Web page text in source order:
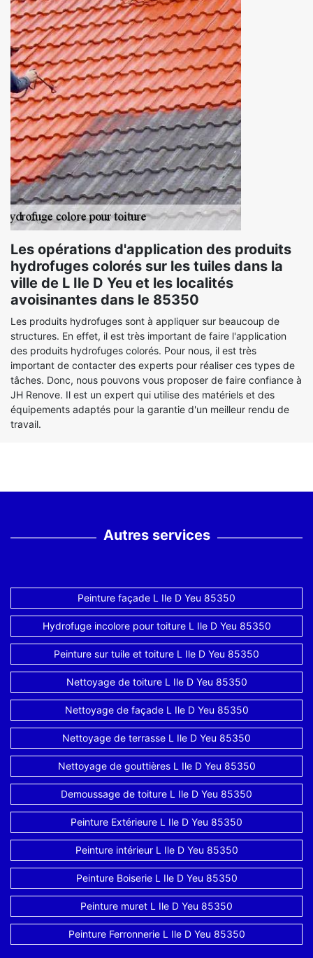
Les opérations d'application des produits
hydrofuges colorés sur les tuiles dans la
ville de L Ile D Yeu et les localités
avoisinantes dans le 85350
Les produits hydrofuges sont à appliquer sur beaucoup de
structures. En effet, il est très important de faire l'application
des produits hydrofuges colorés. Pour nous, il est très
important de contacter des experts pour réaliser ces types de
tâches. Donc, nous pouvons vous proposer de faire confiance à
JH Renove. Il est un expert qui utilise des matériels et des
équipements adaptés pour la garantie d'un meilleur rendu de
travail.
Autres services
Peinture façade L Ile D Yeu 85350
Hydrofuge incolore pour toiture L Ile D Yeu 85350
Peinture sur tuile et toiture L Ile D Yeu 85350
Nettoyage de toiture L Ile D Yeu 85350
Nettoyage de façade L Ile D Yeu 85350
Nettoyage de terrasse L Ile D Yeu 85350
Nettoyage de gouttières L Ile D Yeu 85350
Demoussage de toiture L Ile D Yeu 85350
Peinture Extérieure L Ile D Yeu 85350
Peinture intérieur L Ile D Yeu 85350
Peinture Boiserie L Ile D Yeu 85350
Peinture muret L Ile D Yeu 85350
Peinture Ferronnerie L Ile D Yeu 85350